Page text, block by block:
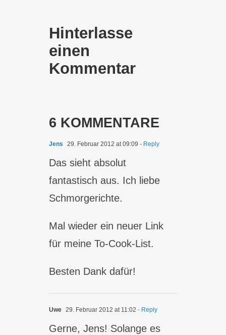
Hinterlasse
einen
Kommentar
6 KOMMENTARE
Jens 29. Februar 2012 at 09:09 - Reply
Das sieht absolut
fantastisch aus. Ich liebe
Schmorgerichte.
Mal wieder ein neuer Link
für meine To-Cook-List.
Besten Dank dafür!
Uwe 29. Februar 2012 at 11:02 - Reply
Gerne, Jens! Solange es